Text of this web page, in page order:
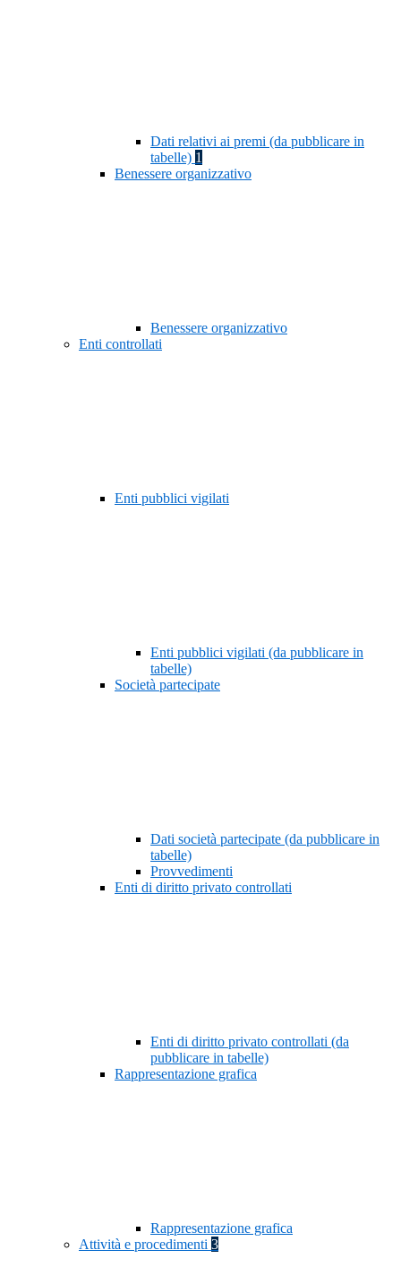
Dati relativi ai premi (da pubblicare in
tabelle) 1
Benessere organizzativo
Benessere organizzativo
Enti controllati
Enti pubblici vigilati
Enti pubblici vigilati (da pubblicare in
tabelle)
Società partecipate
Dati società partecipate (da pubblicare in
tabelle)
Provvedimenti
Enti di diritto privato controllati
Enti di diritto privato controllati (da
pubblicare in tabelle)
Rappresentazione grafica
Rappresentazione grafica
Attività e procedimenti 3